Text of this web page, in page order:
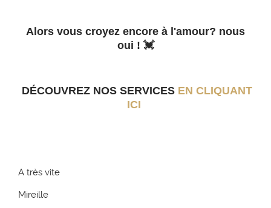
Alors vous croyez encore à l'amour? nous
oui ! 💓
DÉCOUVREZ NOS SERVICES EN CLIQUANT
ICI
A très vite
Mireille